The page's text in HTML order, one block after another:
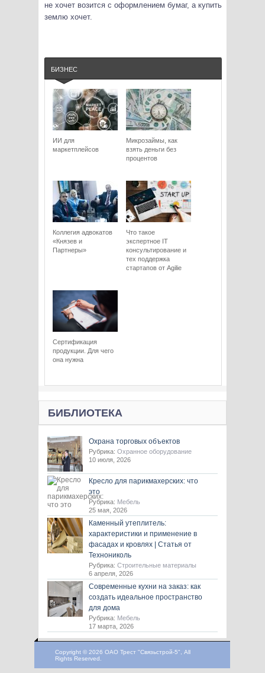
не хочет возится с оформлением бумаг, а купить
землю хочет.
БИЗНЕС
ИИ для
маркетплейсов
Микрозаймы, как
взять деньги без
процентов
Коллегия адвокатов
«Князев и
Партнеры»
Что такое
экспертное IT
консультирование и
тех поддержка
стартапов от Agilie
Сертификация
продукции. Для чего
она нужна
БИБЛИОТЕКА
Охрана торговых объектов
Рубрика: Охранное оборудование
10 июля, 2026
Кресло для парикмахерских: что
это
Рубрика: Мебель
25 мая, 2026
Каменный утеплитель:
характеристики и применение в
фасадах и кровлях | Статья от
Технониколь
Рубрика: Строительные материалы
6 апреля, 2026
Современные кухни на заказ: как
создать идеальное пространство
для дома
Рубрика: Мебель
17 марта, 2026
Copyright © 2026 ОАО Трест "Связьстрой-5", All
Rights Reserved.